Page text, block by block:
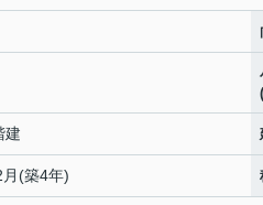
建
(築4年)